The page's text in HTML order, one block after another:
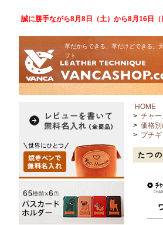
誠に勝手ながら8月8日（土）から8月16日
革だからできる、革だけどできる。
フト
HOME
> チャ
> 価格
> プチ
たつ